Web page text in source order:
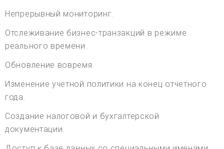
Непрерывный мониторинг.
Отслеживание бизнес-транзакций в режиме
реального времени.
Обновление вовремя.
Изменение учетной политики на конец отчетного
года.
Создание налоговой и бухгалтерской
документации.